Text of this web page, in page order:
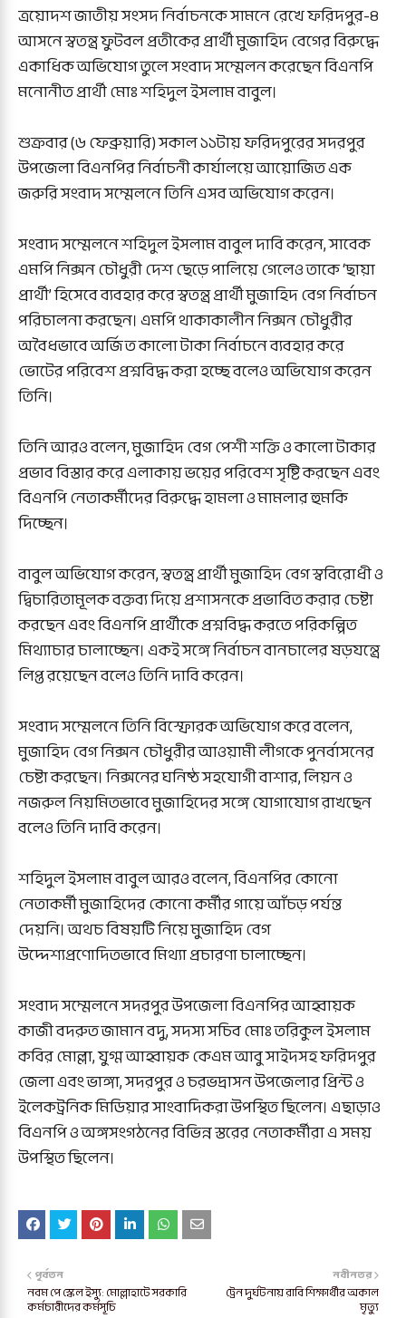
ত্রয়োদশ জাতীয় সংসদ নির্বাচনকে সামনে রেখে ফরিদপুর-৪
আসনে স্বতন্ত্র ফুটবল প্রতীকের প্রার্থী মুজাহিদ বেগের বিরুদ্ধে
একাধিক অভিযোগ তুলে সংবাদ সম্মেলন করেছেন বিএনপি
মনোনীত প্রার্থী মোঃ শহিদুল ইসলাম বাবুল।
শুক্রবার (৬ ফেব্রুয়ারি) সকাল ১১টায় ফরিদপুরের সদরপুর
উপজেলা বিএনপির নির্বাচনী কার্যালয়ে আয়োজিত এক
জরুরি সংবাদ সম্মেলনে তিনি এসব অভিযোগ করেন।
সংবাদ সম্মেলনে শহিদুল ইসলাম বাবুল দাবি করেন, সাবেক
এমপি নিক্সন চৌধুরী দেশ ছেড়ে পালিয়ে গেলেও তাকে ‘ছায়া
প্রার্থী’ হিসেবে ব্যবহার করে স্বতন্ত্র প্রার্থী মুজাহিদ বেগ নির্বাচন
পরিচালনা করছেন। এমপি থাকাকালীন নিক্সন চৌধুরীর
অবৈধভাবে অর্জিত কালো টাকা নির্বাচনে ব্যবহার করে
ভোটের পরিবেশ প্রশ্নবিদ্ধ করা হচ্ছে বলেও অভিযোগ করেন
তিনি।
তিনি আরও বলেন, মুজাহিদ বেগ পেশী শক্তি ও কালো টাকার
প্রভাব বিস্তার করে এলাকায় ভয়ের পরিবেশ সৃষ্টি করছেন এবং
বিএনপি নেতাকর্মীদের বিরুদ্ধে হামলা ও মামলার হুমকি
দিচ্ছেন।
বাবুল অভিযোগ করেন, স্বতন্ত্র প্রার্থী মুজাহিদ বেগ স্ববিরোধী ও
দ্বিচারিতামূলক বক্তব্য দিয়ে প্রশাসনকে প্রভাবিত করার চেষ্টা
করছেন এবং বিএনপি প্রার্থীকে প্রশ্নবিদ্ধ করতে পরিকল্পিত
মিথ্যাচার চালাচ্ছেন। একই সঙ্গে নির্বাচন বানচালের ষড়যন্ত্রে
লিপ্ত রয়েছেন বলেও তিনি দাবি করেন।
সংবাদ সম্মেলনে তিনি বিস্ফোরক অভিযোগ করে বলেন,
মুজাহিদ বেগ নিক্সন চৌধুরীর আওয়ামী লীগকে পুনর্বাসনের
চেষ্টা করছেন। নিক্সনের ঘনিষ্ঠ সহযোগী বাশার, লিয়ন ও
নজরুল নিয়মিতভাবে মুজাহিদের সঙ্গে যোগাযোগ রাখছেন
বলেও তিনি দাবি করেন।
শহিদুল ইসলাম বাবুল আরও বলেন, বিএনপির কোনো
নেতাকর্মী মুজাহিদের কোনো কর্মীর গায়ে আঁচড় পর্যন্ত
দেয়নি। অথচ বিষয়টি নিয়ে মুজাহিদ বেগ
উদ্দেশ্যপ্রণোদিতভাবে মিথ্যা প্রচারণা চালাচ্ছেন।
সংবাদ সম্মেলনে সদরপুর উপজেলা বিএনপির আহ্বায়ক
কাজী বদরুত জামান বদু, সদস্য সচিব মোঃ তরিকুল ইসলাম
কবির মোল্লা, যুগ্ম আহ্বায়ক কেএম আবু সাইদসহ ফরিদপুর
জেলা এবং ভাঙ্গা, সদরপুর ও চরভদ্রাসন উপজেলার প্রিন্ট ও
ইলেকট্রনিক মিডিয়ার সাংবাদিকরা উপস্থিত ছিলেন। এছাড়াও
বিএনপি ও অঙ্গসংগঠনের বিভিন্ন স্তরের নেতাকর্মীরা এ সময়
উপস্থিত ছিলেন।
নবীনতর
ট্রেন দুর্ঘটনায় রাবি শিক্ষার্থীর অকাল
মৃত্যু
পূর্বতন
নবম পে স্কেল ইস্যু: মোল্লাহাটে সরকারি
কর্মচারীদের কর্মসূচি